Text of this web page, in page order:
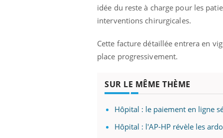
idée du reste à charge pour les
interventions chirurgicales.
Cette facture détaillée entrera en
place progressivement.
SUR LE MÊME THÈME
Hôpital : le paiement en ligne
Hôpital : l'AP-HP révèle les